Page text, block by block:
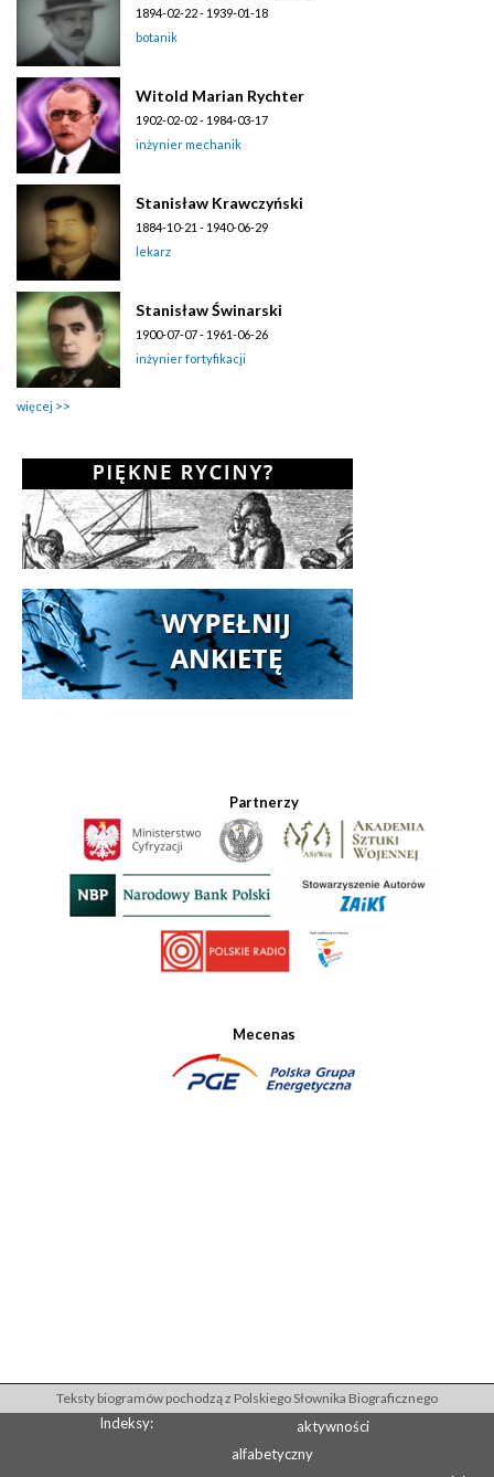
1894-02-22 - 1939-01-18
botanik
Witold Marian Rychter
1902-02-02 - 1984-03-17
inżynier mechanik
Stanisław Krawczyński
1884-10-21 - 1940-06-29
lekarz
Stanisław Świnarski
1900-07-07 - 1961-06-26
inżynier fortyfikacji
więcej
Partnerzy
Mecenas
Teksty biogramów pochodzą z Polskiego Słownika Biograficznego
Indeksy:
aktywności
alfabetyczny